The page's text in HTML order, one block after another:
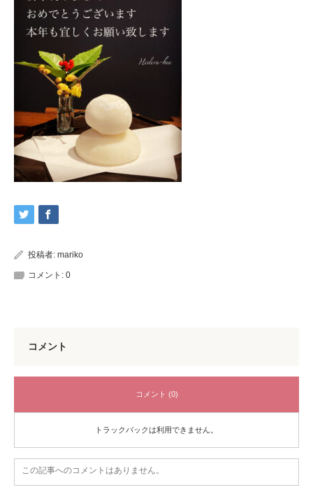
投稿者: mariko
コメント: 0
コメント
コメント (0)
トラックバックは利用できません。
この記事へのコメントはありません。